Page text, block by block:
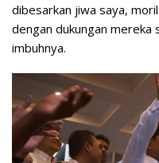
dibesarkan jiwa saya,
dengan dukungan mereka
imbuhnya.